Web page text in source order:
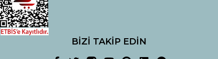
BİZİ TAKİP EDİN